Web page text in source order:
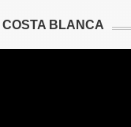
COSTA BLANCA